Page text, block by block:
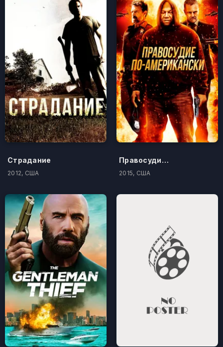
Страдание
2012, США
Правосудие по-американски
2015, США